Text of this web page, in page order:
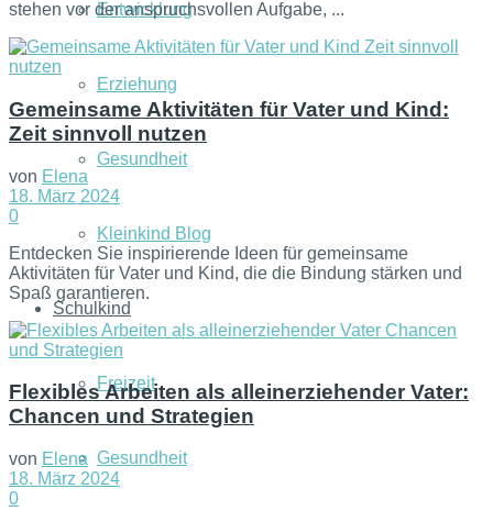
Entwicklung
Erziehung
Gesundheit
Kleinkind Blog
Schulkind
Freizeit
Gesundheit
stehen vor der anspruchsvollen Aufgabe, ...
Gemeinsame Aktivitäten für Vater und Kind:
Zeit sinnvoll nutzen
von Elena
18. März 2024
0
Entdecken Sie inspirierende Ideen für gemeinsame
Aktivitäten für Vater und Kind, die die Bindung stärken und
Spaß garantieren.
Flexibles Arbeiten als alleinerziehender Vater:
Chancen und Strategien
von Elena
18. März 2024
0